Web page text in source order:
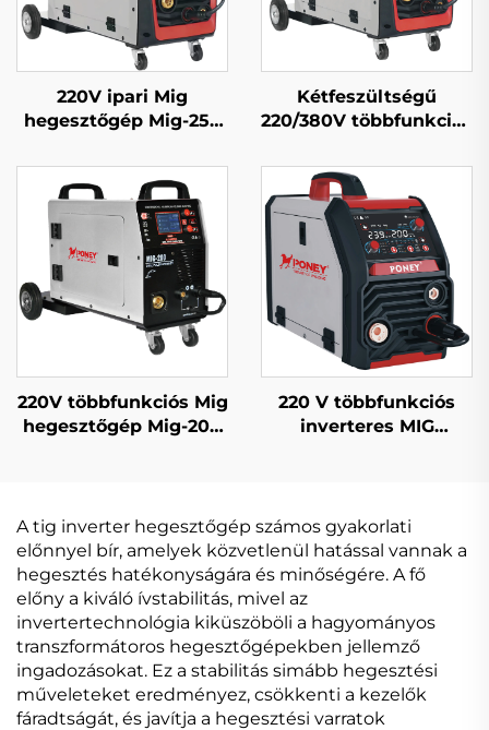
220V ipari Mig
hegesztőgép Mig-250
gázzal védett Mig/Mag
hegesztőgép
Kétfeszültségű
220/380V többfunkciós
250 dupla impulzusos
LCD digitális
szabályozású
szinergikus
hegesztőgép
220V többfunkciós Mig
hegesztőgép Mig-200
hegesztőgép
220 V többfunkciós
inverteres MIG
hegesztőgép
A tig inverter hegesztőgép számos gyakorlati
előnnyel bír, amelyek közvetlenül hatással vannak a
hegesztés hatékonyságára és minőségére. A fő
előny a kiváló ívstabilitás, mivel az
invertertechnológia kiküszöböli a hagyományos
transzformátoros hegesztőgépekben jellemző
ingadozásokat. Ez a stabilitás simább hegesztési
műveleteket eredményez, csökkenti a kezelők
fáradtságát, és javítja a hegesztési varratok